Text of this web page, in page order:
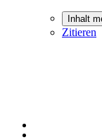
Inhalt
Zitieren